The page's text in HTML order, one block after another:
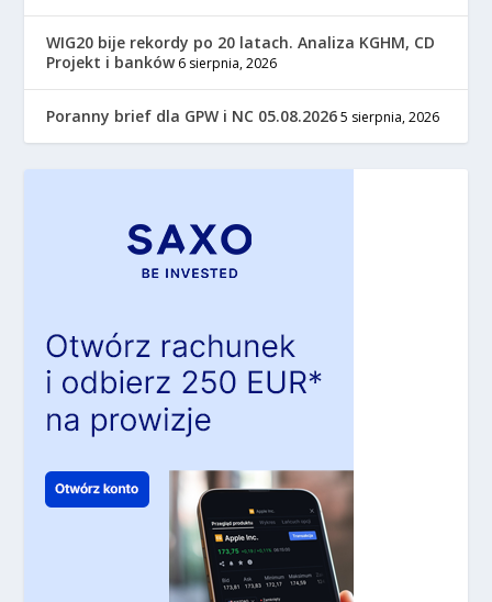
WIG20 bije rekordy po 20 latach. Analiza KGHM, CD
Projekt i banków 6 sierpnia, 2026
Poranny brief dla GPW i NC 05.08.2026 5 sierpnia, 2026